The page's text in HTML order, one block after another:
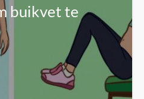
buikvet te